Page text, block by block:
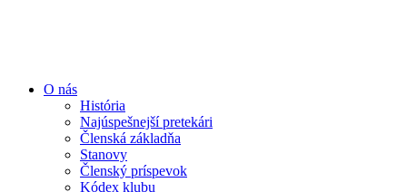
O nás
História
Najúspešnejší pretekári
Členská základňa
Stanovy
Členský príspevok
Kódex klubu